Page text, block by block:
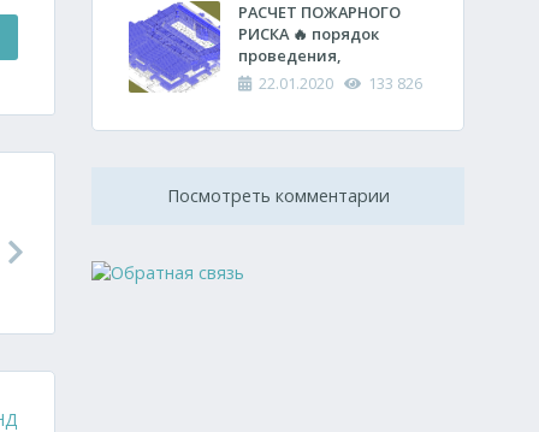
РАСЧЕТ ПОЖАРНОГО
РИСКА 🔥 порядок
проведения,
оформления и
22.01.2020 133 826
Посмотреть комментарии